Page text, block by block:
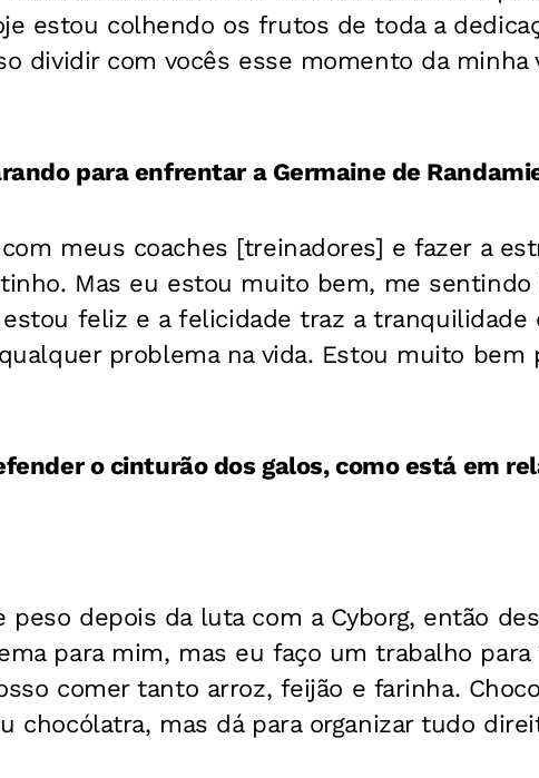
estou colhendo os frutos de toda a
dividir com vocês esse momento da minha
para enfrentar a Germaine de
meus coaches [treinadores] e fazer a
Mas eu estou muito bem, me sentindo
feliz e a felicidade traz a tranquilidade
problema na vida. Estou muito bem
o cinturão dos galos, como está em
peso depois da luta com a Cyborg, então
para mim, mas eu faço um trabalho para
comer tanto arroz, feijão e farinha.
chocólatra, mas dá para organizar tudo